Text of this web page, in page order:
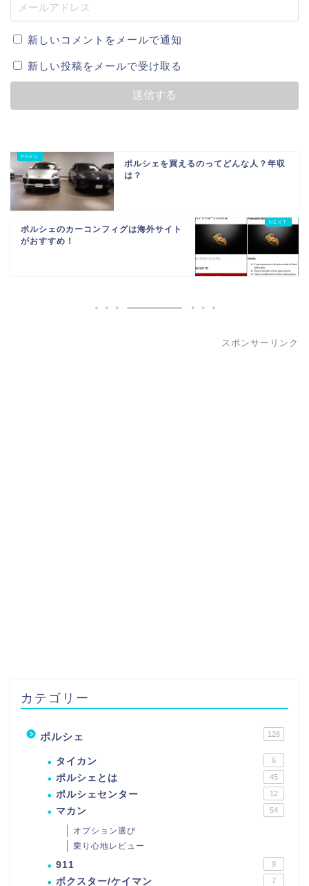
新しいコメントをメールで通知
新しい投稿をメールで受け取る
ポルシェを買えるのってどんな人？年収
は？
ポルシェのカーコンフィグは海外サイト
がおすすめ！
スポンサーリンク
カテゴリー
ポルシェ 126
タイカン 6
ポルシェとは 45
ポルシェセンター 12
マカン 54
オプション選び
乗り心地レビュー
911 9
ボクスター/ケイマン 7